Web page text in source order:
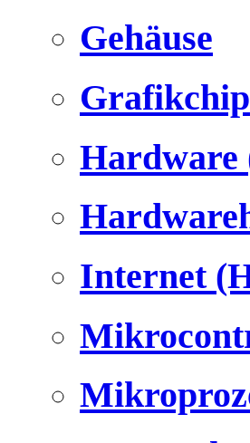
Gehäuse
Grafikchip
Hardware
Internet